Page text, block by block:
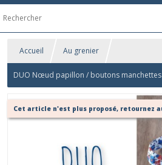
Accueil Au grenier
DUO Nœud papillon / boutons manchettes